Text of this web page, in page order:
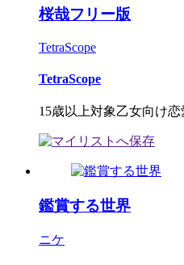
桜哉フリー版
TetraScope
TetraScope
15歳以上対象乙女向け
鑑賞する世界
ニケ